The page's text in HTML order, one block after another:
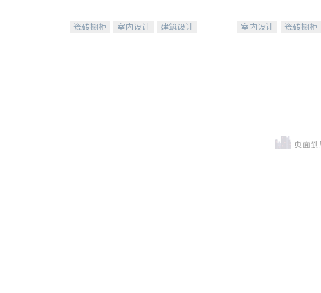
机。品质厨房，家的选择。
瓷砖橱柜 室内设计
建筑设计
室内设计 瓷砖橱柜